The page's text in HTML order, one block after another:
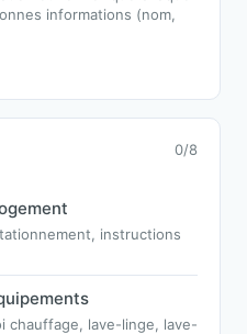
informations (nom,
0/8
instructions
chauffage, lave-linge, lave-